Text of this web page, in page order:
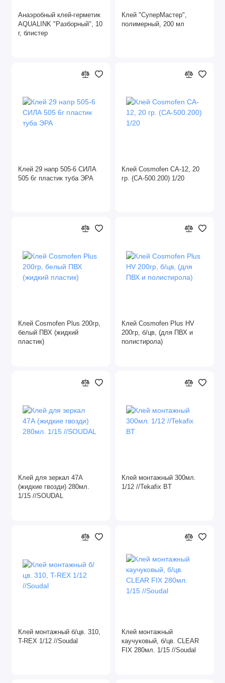
Диски алмазные
Зачистные круги
Клей
Лента малярная
Монтажная пена
Наклейки
Пильные диски
Скотч, клейкая лента
Шлифовальные абразивные губки
Анаэробный клей-герметик
AQUALINK "Разборный", 10
г, блистер
Клей "СуперМастер",
полимерный, 200 мл
Клей 29 напр 505-6 СИЛА
505 6г пластик туба ЭРА
Клей Cosmofen CA-12, 20
гр. (CA-500.200) 1/20
Клей Cosmofen Plus 200гр,
белый ПВХ (жидкий
пластик)
Клей Cosmofen Plus HV
200гр, б/цв, (для ПВХ и
полистирола)
Клей для зеркал 47А
(жидкие гвозди) 280мл.
1/15 //SOUDAL
Клей монтажный 300мл.
1/12 //Tekafix BT
Клей монтажный б/цв. 310,
T-REX 1/12 //Soudal
Клей монтажный
каучуковый, б/цв. CLEAR
FIX 280мл. 1/15 //Soudal